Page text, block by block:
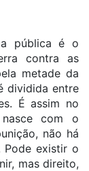
pública é o
contra as
metade da
dividida entre
É assim no
nasce com o
não há
Pode existir o
mas direito,